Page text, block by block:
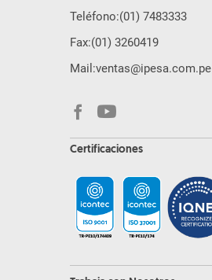
Teléfono:(01) 7483333
Fax:(01) 3260419
Mail:ventas@ipesa.com.pe
Certificaciones